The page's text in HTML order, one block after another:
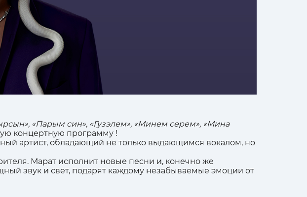
«Парым син», «Гузэлем», «Минем серем», «Мина
концертную программу !
артист, обладающий не только выдающимся вокалом, но
Марат исполнит новые песни и, конечно же
звук и свет, подарят каждому незабываемые эмоции от